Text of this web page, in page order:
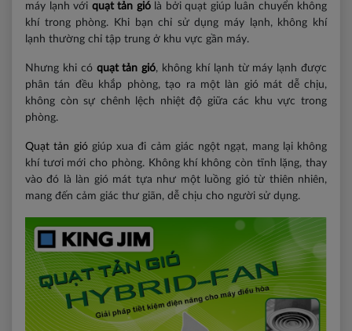
máy lạnh với quạt tản giólà bởi quạt giúp luân chuyển không
khí trong phòng. Khi bạn chỉ sử dụng máy lạnh, không khí
lạnh thường chỉ tập trung ở khu vực gần máy.
Nhưng khi có quạt tản gió, không khí lạnh từ máy lạnh được
phân tán đều khắp phòng, tạo ra một làn gió mát dễ chịu,
không còn sự chênh lệch nhiệt độ giữa các khu vực trong
phòng.
Quạt tản giógiúp xua đi cảm giác ngột ngạt, mang lại không
khí tươi mới cho phòng. Không khí không còn tĩnh lặng, thay
vào đó là làn gió mát tựa như một luồng gió từ thiên nhiên,
mang đến cảm giác thư giãn, dễ chịu cho người sử dụng.